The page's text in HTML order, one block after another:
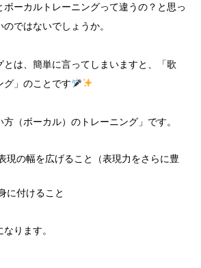
ボーカルトレーニングって違うの？と思っ
ではないでしょうか。
とは、簡単に言ってしまいますと、「歌
グ」のことです
（ボーカル）のトレーニング」です。
現の幅を広げること（表現力をさらに豊
に付けること
ります。